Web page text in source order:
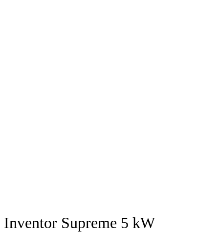
Inventor Supreme 5 kW